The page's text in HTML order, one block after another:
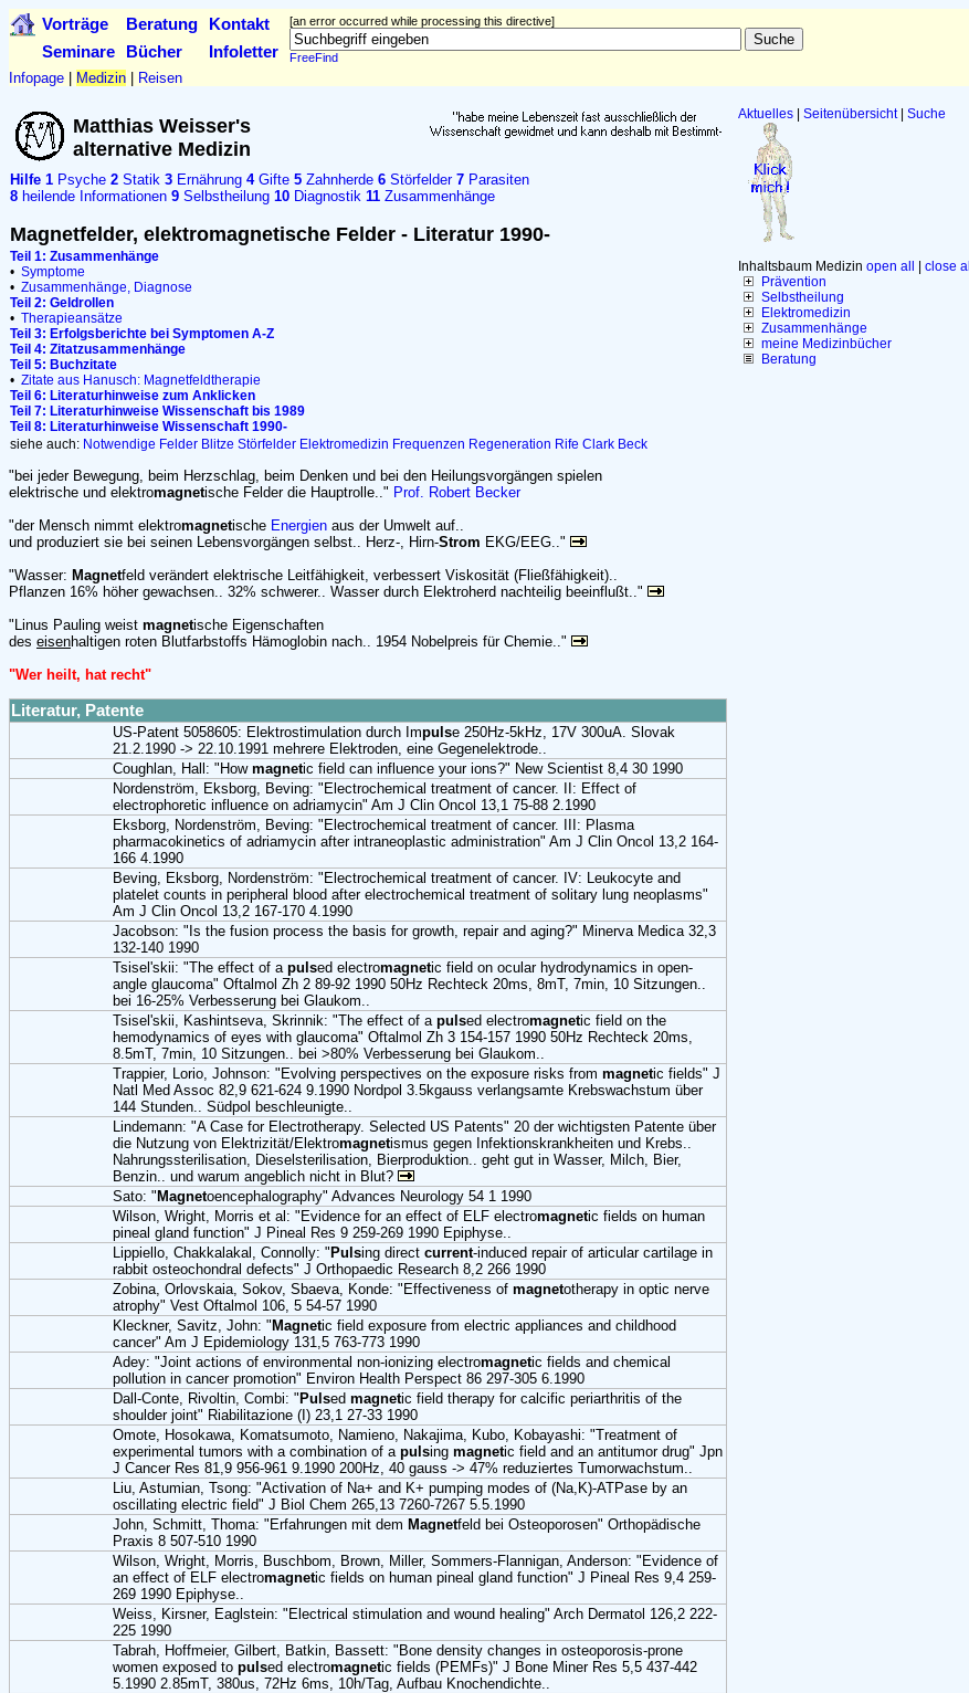
Vorträge Beratung Kontakt [an error occurred while processing this directive]
FreeFind
Seminare Bücher Infoletter
Infopage Medizin Reisen
Aktuelles Seitenübersicht| Suche
Inhaltsbaum Medizin open all
close all
Prävention
Selbstheilung
Elektromedizin
Zusammenhänge
meine Medizinbücher
Beratung
Matthias Weisser's
alternative Medizin
Hilfe 1 Psyche 2 Statik 3 Ernährung 4Gifte 5 Zahnherde 6 Störfelder 7 Parasiten
8 heilende Informationen 9 Selbstheilung 10 Diagnostik 11 Zusammenhänge
Magnetfelder, elektromagnetische Felder - Literatur 1990-
Teil 1: Zusammenhänge
• Symptome
• Zusammenhänge, Diagnose
Teil 2: Geldrollen
• Therapieansätze
Teil 3: Erfolgsberichte bei Symptomen A-Z
Teil 4: Zitatzusammenhänge
Teil 5: Buchzitate
• Zitate aus Hanusch: Magnetfeldtherapie
Teil 6: Literaturhinweise zum Anklicken
Teil 7: Literaturhinweise Wissenschaft bis 1989
Teil 8: Literaturhinweise Wissenschaft 1990-
siehe auch: Notwendige Felder Blitze Störfelder Elektromedizin Frequenzen Regeneration Rife Clark Beck
"bei jeder Bewegung, beim Herzschlag, beim Denken und bei den Heilungsvorgängen spielen
elektrische und elektromagnetische Felder die Hauptrolle.." Prof. Robert Becker
"der Mensch nimmt elektromagnetische Energien aus der Umwelt auf..
und produziert sie bei seinen Lebensvorgängen selbst.. Herz-, Hirn-Strom EKG/EEG.."
"Wasser: Magnetfeld verändert elektrische Leitfähigkeit, verbessert Viskosität (Fließfähigkeit)..
Pflanzen 16% höher gewachsen.. 32% schwerer.. Wasser durch Elektroherd nachteilig beeinflußt.."
"Linus Pauling weist magnetische Eigenschaften
des eisenhaltigen roten Blutfarbstoffs Hämoglobin nach.. 1954 Nobelpreis für Chemie.."
"Wer heilt, hat recht"
Literatur, Patente
US-Patent 5058605: Elektrostimulation durch Impulse 250Hz-5kHz, 17V 300uA. Slovak
21.2.1990 -> 22.10.1991 mehrere Elektroden, eine Gegenelektrode..
Coughlan, Hall: "How magnetic field can influence your ions?" New Scientist 8,4 30 1990
Nordenström, Eksborg, Beving: "Electrochemical treatment of cancer. II: Effect of
electrophoretic influence on adriamycin" Am J Clin Oncol 13,1 75-88 2.1990
Eksborg, Nordenström, Beving: "Electrochemical treatment of cancer. III: Plasma
pharmacokinetics of adriamycin after intraneoplastic administration" Am J Clin Oncol 13,2 164-
166 4.1990
Beving, Eksborg, Nordenström: "Electrochemical treatment of cancer. IV: Leukocyte and
platelet counts in peripheral blood after electrochemical treatment of solitary lung neoplasms"
Am J Clin Oncol 13,2 167-170 4.1990
Jacobson: "Is the fusion process the basis for growth, repair and aging?" Minerva Medica 32,3
132-140 1990
Tsisel'skii: "The effect of a pulsed electromagnetic field on ocular hydrodynamics in open-
angle glaucoma" Oftalmol Zh 2 89-92 1990 50Hz Rechteck 20ms, 8mT, 7min, 10 Sitzungen..
bei 16-25% Verbesserung bei Glaukom..
Tsisel'skii, Kashintseva, Skrinnik: "The effect of a pulsed electromagnetic field on the
hemodynamics of eyes with glaucoma" Oftalmol Zh 3 154-157 1990 50Hz Rechteck 20ms,
8.5mT, 7min, 10 Sitzungen.. bei >80% Verbesserung bei Glaukom..
Trappier, Lorio, Johnson: "Evolving perspectives on the exposure risks from magnetic fields" J
Natl Med Assoc 82,9 621-624 9.1990 Nordpol 3.5kgauss verlangsamte Krebswachstum über
144 Stunden.. Südpol beschleunigte..
Lindemann: "A Case for Electrotherapy. Selected US Patents" 20 der wichtigsten Patente über
die Nutzung von Elektrizität/Elektromagnetismus gegen Infektionskrankheiten und Krebs..
Nahrungssterilisation, Dieselsterilisation, Bierproduktion.. geht gut in Wasser, Milch, Bier,
Benzin.. und warum angeblich nicht in Blut?
Sato: "Magnetoencephalography" Advances Neurology 54 1 1990
Wilson, Wright, Morris et al: "Evidence for an effect of ELF electromagnetic fields on human
pineal gland function" J Pineal Res 9 259-269 1990 Epiphyse..
Lippiello, Chakkalakal, Connolly: "Pulsing direct current-induced repair of articular cartilage in
rabbit osteochondral defects" J Orthopaedic Research 8,2 266 1990
Zobina, Orlovskaia, Sokov, Sbaeva, Konde: "Effectiveness of magnetotherapy in optic nerve
atrophy" Vest Oftalmol 106, 5 54-57 1990
Kleckner, Savitz, John: "Magnetic field exposure from electric appliances and childhood
cancer" Am J Epidemiology 131,5 763-773 1990
Adey: "Joint actions of environmental non-ionizing electromagnetic fields and chemical
pollution in cancer promotion" Environ Health Perspect 86 297-305 6.1990
Dall-Conte, Rivoltin, Combi: "Pulsed magnetic field therapy for calcific periarthritis of the
shoulder joint" Riabilitazione (I) 23,1 27-33 1990
Omote, Hosokawa, Komatsumoto, Namieno, Nakajima, Kubo, Kobayashi: "Treatment of
experimental tumors with a combination of a pulsing magnetic field and an antitumor drug" Jpn
J Cancer Res 81,9 956-961 9.1990 200Hz, 40 gauss -> 47% reduziertes Tumorwachstum..
Liu, Astumian, Tsong: "Activation of Na+ and K+ pumping modes of (Na,K)-ATPase by an
oscillating electric field" J Biol Chem 265,13 7260-7267 5.5.1990
John, Schmitt, Thoma: "Erfahrungen mit dem Magnetfeld bei Osteoporosen" Orthopädische
Praxis 8 507-510 1990
Wilson, Wright, Morris, Buschbom, Brown, Miller, Sommers-Flannigan, Anderson: "Evidence of
an effect of ELF electromagnetic fields on human pineal gland function" J Pineal Res 9,4 259-
269 1990 Epiphyse..
Weiss, Kirsner, Eaglstein: "Electrical stimulation and wound healing" Arch Dermatol 126,2 222-
225 1990
Tabrah, Hoffmeier, Gilbert, Batkin, Bassett: "Bone density changes in osteoporosis-prone
women exposed to pulsed electromagnetic fields (PEMFs)" J Bone Miner Res 5,5 437-442
5.1990 2.85mT, 380us, 72Hz 6ms, 10h/Tag, Aufbau Knochendichte..